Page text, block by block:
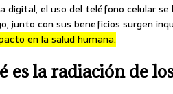
digital, el uso del teléfono celular
junto con sus beneficios surgen
en la salud humana.
es la radiación de